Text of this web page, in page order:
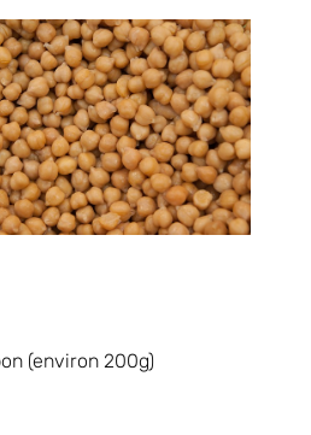
(environ 200g)